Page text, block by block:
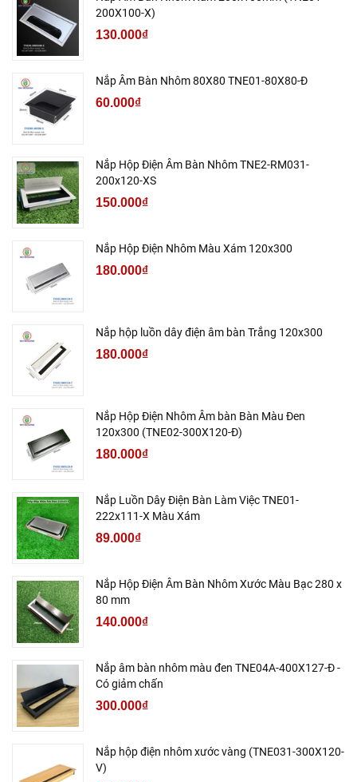
200X100-X)
130.000₫
Nắp Âm Bàn Nhôm 80X80 TNE01-80X80-Đ
60.000₫
Nắp Hộp Điện Âm Bàn Nhôm TNE2-RM031-
200x120-XS
150.000₫
Nắp Hộp Điện Nhôm Màu Xám 120x300
180.000₫
Nắp hộp luồn dây điện âm bàn Trắng 120x300
180.000₫
Nắp Hộp Điện Nhôm Âm bàn Bàn Màu Đen
120x300 (TNE02-300X120-Đ)
180.000₫
Nắp Luồn Dây Điện Bàn Làm Việc TNE01-
222x111-X Màu Xám
89.000₫
Nắp Hộp Điện Âm Bàn Nhôm Xước Màu Bạc 280 x
80 mm
140.000₫
Nắp âm bàn nhôm màu đen TNE04A-400X127-Đ -
Có giảm chấn
300.000₫
Nắp hộp điện nhôm xước vàng (TNE031-300X120-
V)